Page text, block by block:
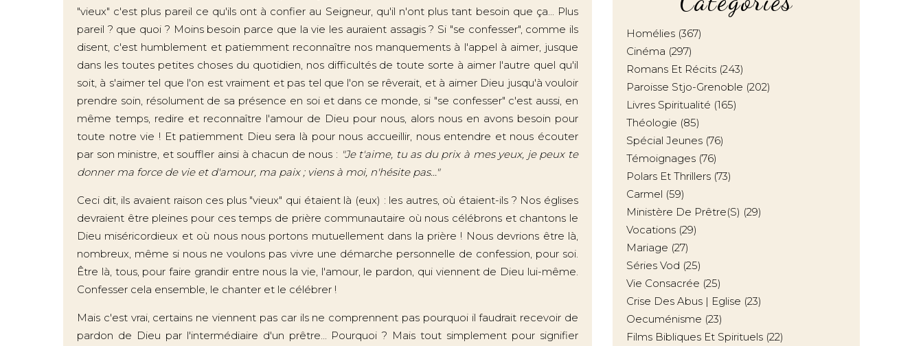
"vieux" c'est plus pareil ce qu'ils ont à confier au Seigneur, qu'il n'ont plus tant besoin que ça... Plus
pareil ? que quoi ? Moins besoin parce que la vie les auraient assagis ? Si "se confesser", comme ils
disent, c'est humblement et patiemment reconnaître nos manquements à l'appel à aimer, jusque
dans les toutes petites choses du quotidien, nos difficultés de toute sorte à aimer l'autre quel qu'il
soit, à s'aimer tel que l'on est vraiment et pas tel que l'on se rêverait, et à aimer Dieu jusqu'à vouloir
prendre soin, résolument de sa présence en soi et dans ce monde, si "se confesser" c'est aussi, en
même temps, redire et reconnaître l'amour de Dieu pour nous, alors nous en avons besoin pour
toute notre vie ! Et patiemment Dieu sera là pour nous accueillir, nous entendre et nous écouter
par son ministre, et souffler ainsi à chacun de nous : "Je t'aime, tu as du prix à mes yeux, je peux te
donner ma force de vie et d'amour, ma paix ; viens à moi, n'hésite pas..."
Ceci dit, ils avaient raison ces plus "vieux" qui étaient là (eux) : les autres, où étaient-ils ? Nos églises
devraient être pleines pour ces temps de prière communautaire où nous célébrons et chantons le
Dieu miséricordieux et où nous nous portons mutuellement dans la prière ! Nous devrions être là,
nombreux, même si nous ne voulons pas vivre une démarche personnelle de confession, pour soi.
Être là, tous, pour faire grandir entre nous la vie, l'amour, le pardon, qui viennent de Dieu lui-même.
Confesser cela ensemble, le chanter et le célébrer !
Mais c'est vrai, certains ne viennent pas car ils ne comprennent pas pourquoi il faudrait recevoir de
pardon de Dieu par l'intermédiaire d'un prêtre... Pourquoi ? Mais tout simplement pour signifier
Homélies (367)
Cinéma (297)
Romans Et Récits (243)
Paroisse Stjo-Grenoble (202)
Livres Spiritualité (165)
Théologie (85)
Spécial Jeunes (76)
Témoignages (76)
Polars Et Thrillers (73)
Carmel (59)
Ministère De Prêtre(s) (29)
Vocations (29)
Mariage (27)
Séries Vod (25)
Vie Consacrée (25)
Crise Des Abus | Eglise (23)
Oecuménisme (23)
Films Bibliques Et Spirituels (22)